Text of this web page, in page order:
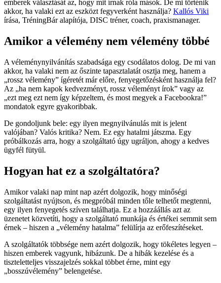
emberek választását az, hogy mit írnak róla mások. De mi történik
akkor, ha valaki ezt az eszközt fegyverként használja? Kallós Viki
írása, TréningBár alapítója, DISC tréner, coach, praxismanager.
Amikor a vélemény nem vélemény többé
A véleménynyilvánítás szabadsága egy csodálatos dolog. De mi van
akkor, ha valaki nem az őszinte tapasztalatát osztja meg, hanem a
„rossz vélemény” ígéretét már előre, fenyegetőzésként használja fel?
Az „ha nem kapok kedvezményt, rossz véleményt írok” vagy az
„ezt meg ezt nem így képzeltem, és most megyek a Facebookra!”
mondatok egyre gyakoribbak.
De gondoljunk bele: egy ilyen megnyilvánulás mit is jelent
valójában? Valós kritika? Nem. Ez egy hatalmi játszma. Egy
próbálkozás arra, hogy a szolgáltató úgy ugráljon, ahogy a kedves
ügyfél fütyül.
Hogyan hat ez a szolgáltatóra?
Amikor valaki nap mint nap azért dolgozik, hogy minőségi
szolgáltatást nyújtson, és megpróbál minden tőle telhetőt megtenni,
egy ilyen fenyegetés szíven találhatja. Ez a hozzáállás azt az
üzenetet közvetíti, hogy a szolgáltató munkája és értékei semmit sem
érnek – hiszen a „vélemény hatalma” felülírja az erőfeszítéseket.
A szolgáltatók többsége nem azért dolgozik, hogy tökéletes legyen –
hiszen emberek vagyunk, hibázunk. De a hibák kezelése és a
tiszteletteljes visszajelzés sokkal többet érne, mint egy
„bosszúvélemény” belengetése.